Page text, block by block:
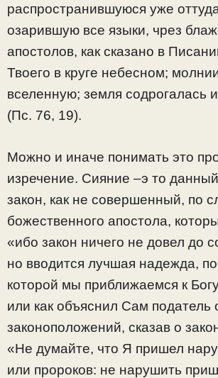
распространившуюся уже
озарившую все языки, чрез
апостолов, как сказано в
Твоего в круге небесном;
вселенную; земля содрогалась
(Пс. 76, 19).
Можно и иначе понимать это
изречение. Сияние –э то
закон, как не совершенный, по
божественного апостола,
«ибо закон ничего не довел до
но вводится лучшая надежда,
которой мы приближаемся к
или как объяснил Сам податель
законоположений, сказав о
«Не думайте, что Я пришел
или пророков: не нарушить